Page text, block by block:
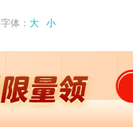
体： 大 小